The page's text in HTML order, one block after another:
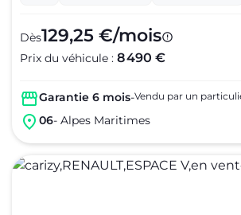
Dès129,25 €/mois
Prix du véhicule : 8 490 €
Garantie 6 mois-Vendu par un
06- Alpes Maritimes